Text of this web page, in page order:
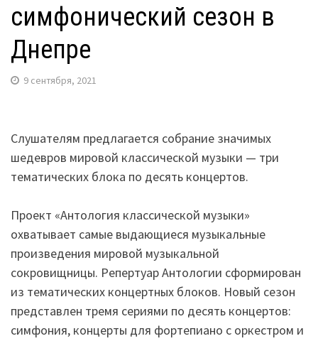
симфонический сезон в
Днепре
9 сентября, 2021
Слушателям предлагается собрание значимых
шедевров мировой классической музыки — три
тематических блока по десять концертов.
Проект «Антология классической музыки»
охватывает самые выдающиеся музыкальные
произведения мировой музыкальной
сокровищницы. Репертуар Антологии сформирован
из тематических концертных блоков. Новый сезон
представлен тремя сериями по десять концертов:
симфония, концерты для фортепиано с оркестром и